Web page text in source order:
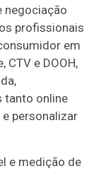
negociação
profissionais
em
e DOOH,
tanto online
personalizar
e medição de